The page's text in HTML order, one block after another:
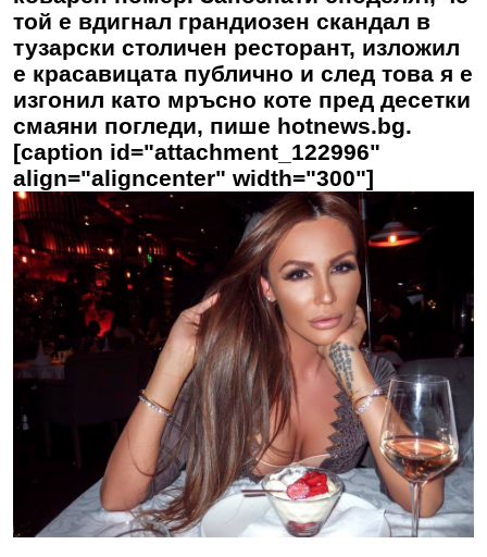
той е вдигнал грандиозен скандал в
тузарски столичен ресторант, изложил
е красавицата публично и след това я е
изгонил като мръсно коте пред десетки
смаяни погледи, пише hotnews.bg.
[caption id="attachment_122996"
align="aligncenter" width="300"]